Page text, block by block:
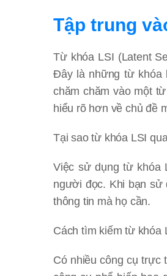
Tập trung
Từ khóa LSI (Latent
Đây là những từ khóa
chăm chăm vào một
hiểu rõ hơn về chủ đề
Tại sao từ khóa LSI
Việc sử dụng từ khóa
người đọc. Khi bạn sử
thông tin mà họ cần.
Cách tìm kiếm từ khóa
Có nhiều công cụ trực